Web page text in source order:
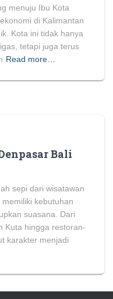
menuju Ibu Kota
di Kalimantan
Kota ini tidak hanya
tetapi juga terus
Read more…
Bali
sepi dari wisatawan
kebutuhan
suasana. Dari
Kuta hingga restoran-
karakter menjadi